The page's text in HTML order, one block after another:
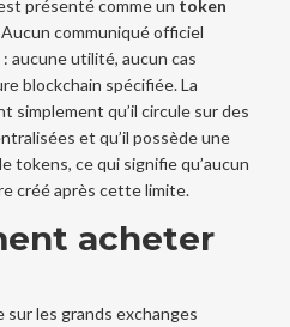
présenté comme un token
Aucun communiqué officiel
aucune utilité, aucun cas
blockchain spécifiée. La
simplement qu’il circule sur des
et qu’il possède une
tokens, ce qui signifie qu’aucun
créé après cette limite.
acheter
sur les grands exchanges